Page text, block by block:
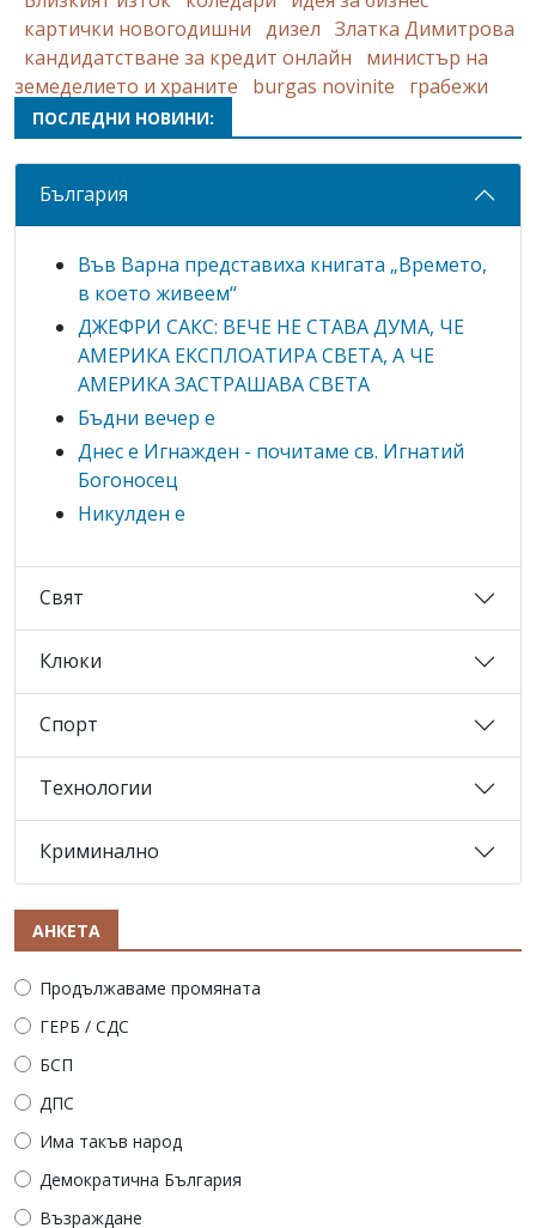
картички новогодишни дизел Златка Димитрова
кандидатстване за кредит онлайн
министър на
земеделието и храните
burgas novinite грабежи
ПОСЛЕДНИ НОВИНИ:
България
Във Варна представиха книгата „Времето,
в което живеем“
ДЖЕФРИ САКС: ВЕЧЕ НЕ СТАВА ДУМА, ЧЕ
АМЕРИКА ЕКСПЛОАТИРА СВЕТА, А ЧЕ
АМЕРИКА ЗАСТРАШАВА СВЕТА
Бъдни вечер е
Днес е Игнажден - почитаме св. Игнатий
Богоносец
Никулден е
Свят
Клюки
Спорт
Технологии
Криминално
АНКЕТА
Продължаваме промяната
ГЕРБ / СДС
БСП
ДПС
Има такъв народ
Демократична България
Възраждане